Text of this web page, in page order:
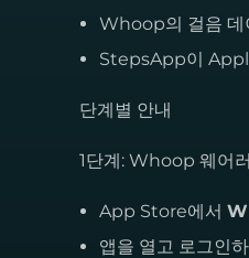
Whoop의 걸음 데
StepsApp이
단계별 안내
1단계: Whoop 웨어
App Store에서
앱을 열고 로그인